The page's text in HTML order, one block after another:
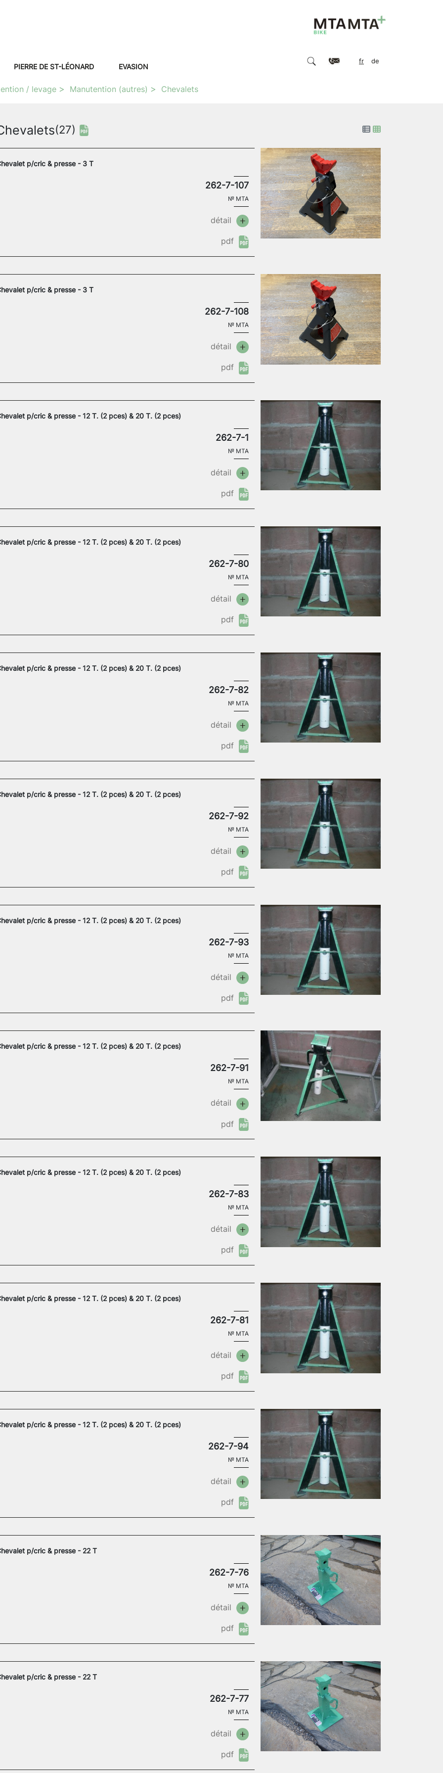
PIERRE DE ST-LÉONARD EVASION
fr de
/ levage Manutention (autres) Chevalets
(27)
p/cric & presse - 3 T
262-7-107
№ MTA
détail
pdf
p/cric & presse - 3 T
262-7-108
№ MTA
détail
pdf
p/cric & presse - 12 T. (2 pces) & 20 T. (2 pces)
262-7-1
№ MTA
détail
pdf
p/cric & presse - 12 T. (2 pces) & 20 T. (2 pces)
262-7-80
№ MTA
détail
pdf
p/cric & presse - 12 T. (2 pces) & 20 T. (2 pces)
262-7-82
№ MTA
détail
pdf
p/cric & presse - 12 T. (2 pces) & 20 T. (2 pces)
262-7-92
№ MTA
détail
pdf
p/cric & presse - 12 T. (2 pces) & 20 T. (2 pces)
262-7-93
№ MTA
détail
pdf
p/cric & presse - 12 T. (2 pces) & 20 T. (2 pces)
262-7-91
№ MTA
détail
pdf
p/cric & presse - 12 T. (2 pces) & 20 T. (2 pces)
262-7-83
№ MTA
détail
pdf
p/cric & presse - 12 T. (2 pces) & 20 T. (2 pces)
262-7-81
№ MTA
détail
pdf
p/cric & presse - 12 T. (2 pces) & 20 T. (2 pces)
262-7-94
№ MTA
détail
pdf
p/cric & presse - 22 T
262-7-76
№ MTA
détail
pdf
p/cric & presse - 22 T
262-7-77
№ MTA
détail
pdf